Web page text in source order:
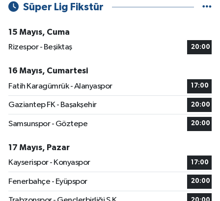
Süper Lig Fikstür
15 Mayıs, Cuma
Rizespor - Beşiktaş
20:00
16 Mayıs, Cumartesi
Fatih Karagümrük - Alanyaspor
17:00
Gaziantep FK - Başakşehir 20:00
Samsunspor - Göztepe 20:00
17 Mayıs, Pazar
Kayserispor - Konyaspor
17:00
Fenerbahçe - Eyüpspor 20:00